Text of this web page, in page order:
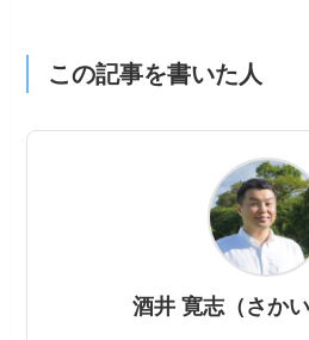
この記事を書いた人
酒井 寛志（さかい